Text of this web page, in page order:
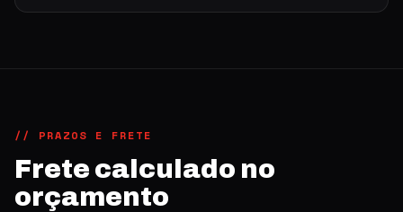
// PRAZOS E FRETE
Frete calculado no
orçamento